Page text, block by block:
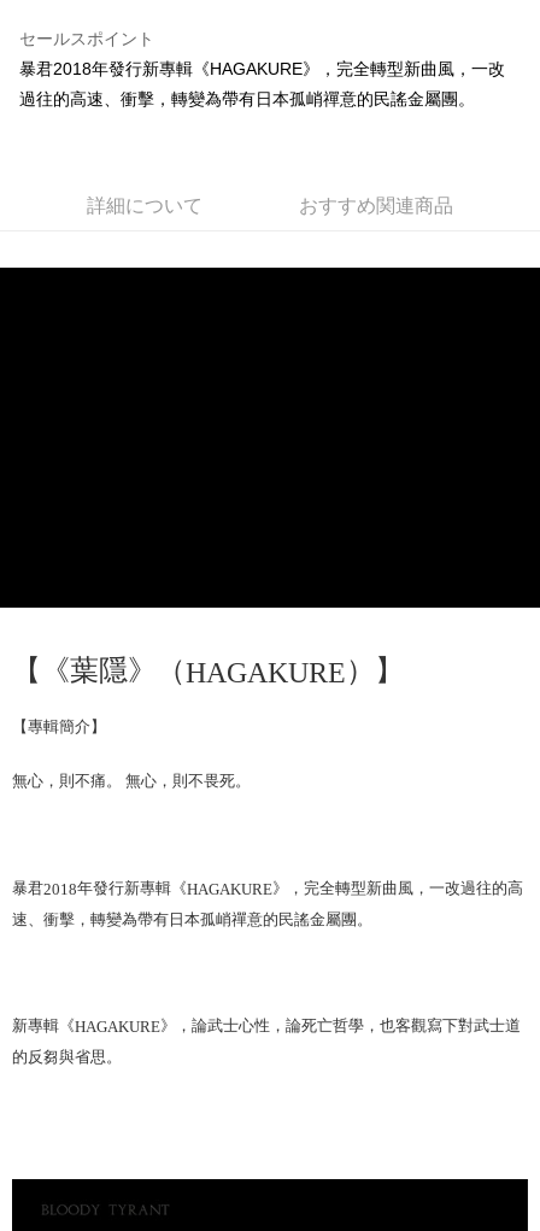
Apple Pay
Easy Wallet
配送毎にNT$85、NT$1,000以上で送料無料
セールスポイント
暴君2018年發行新專輯《HAGAKURE》，完全轉型新曲風，一改
過往的高速、衝擊，轉變為帶有日本孤峭禪意的民謠金屬團。
詳細について おすすめ関連商品
【《葉隱》（HAGAKURE）】
【專輯簡介】
無心，則不痛。 無心，則不畏死。
暴君2018年發行新專輯《HAGAKURE》，完全轉型新曲風，一改過往的高
速、衝擊，轉變為帶有日本孤峭禪意的民謠金屬團。
新專輯《HAGAKURE》，論武士心性，論死亡哲學，也客觀寫下對武士道
的反芻與省思。